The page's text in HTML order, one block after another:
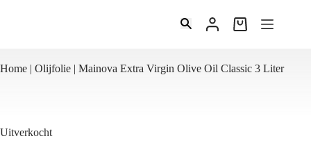
Winkelwagen
Home | Olijfolie | Mainova Extra Virgin Olive Oil Classic 3 Liter
Uitverkocht